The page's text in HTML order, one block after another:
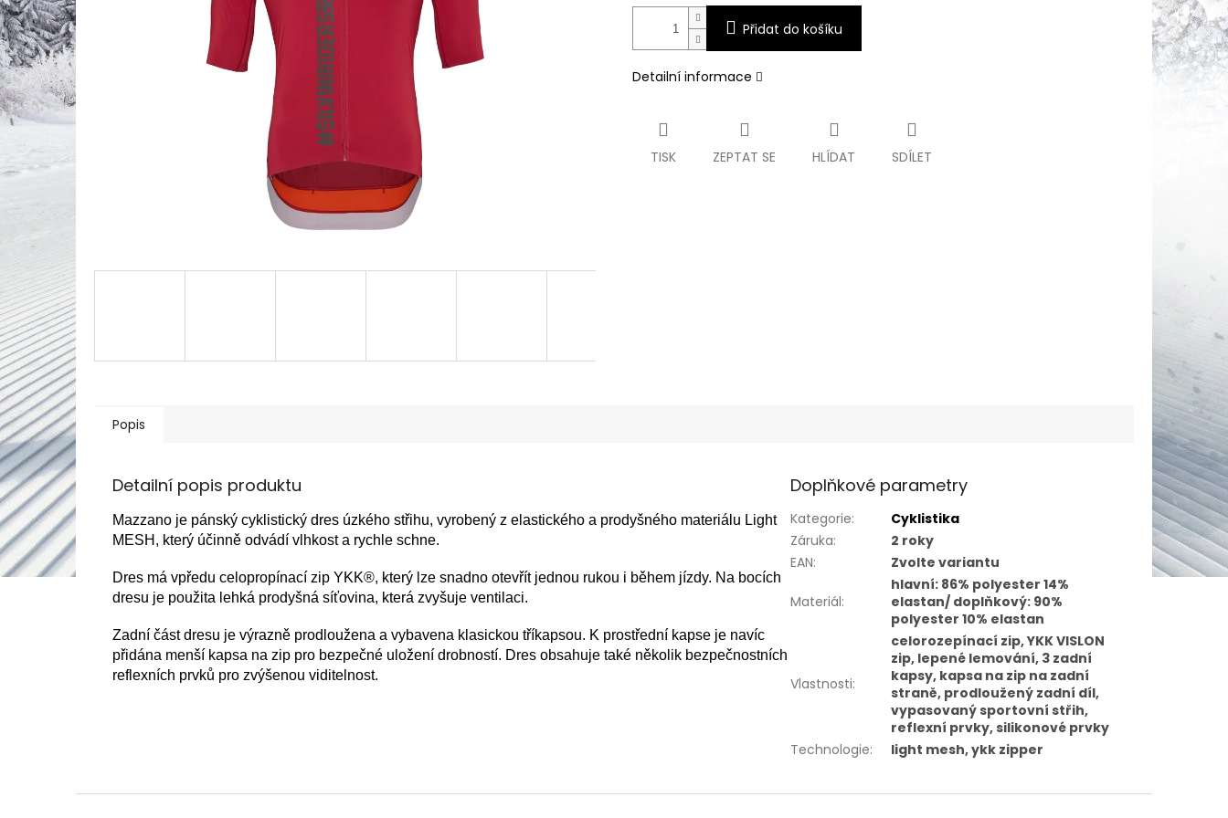
Přidat do košíku
Detailní informace
TISK ZEPTAT SE HLÍDAT SDÍLET
Popis
Detailní popis produktu
Mazzano je pánský cyklistický dres úzkého střihu, vyrobený z elastického a prodyšného materiálu Light
MESH, který účinně odvádí vlhkost a rychle schne.
Dres má vpředu celopropínací zip YKK®, který lze snadno otevřít jednou rukou i během jízdy. Na bocích
dresu je použita lehká prodyšná síťovina, která zvyšuje ventilaci.
Zadní část dresu je výrazně prodloužena a vybavena klasickou tříkapsou. K prostřední kapse je navíc
přidána menší kapsa na zip pro bezpečné uložení drobností. Dres obsahuje také několik bezpečnostních
reflexních prvků pro zvýšenou viditelnost.
Doplňkové parametry
Kategorie:
Cyklistika
Záruka:
2 roky
EAN: Zvolte variantu
Materiál:
hlavní: 86% polyester 14%
elastan/ doplňkový: 90%
polyester 10% elastan
Vlastnosti:
celorozepínací zip, YKK VISLON
zip, lepené lemování, 3 zadní
kapsy, kapsa na zip na zadní
straně, prodloužený zadní díl,
vypasovaný sportovní střih,
reflexní prvky, silikonové prvky
Technologie: light mesh, ykk zipper